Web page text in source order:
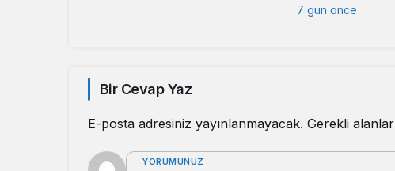
başlıyor
7 gün önce
Bir Cevap Yaz
E-posta adresiniz yayınlanmayacak. Gerekli alanlar
YORUMUNUZ